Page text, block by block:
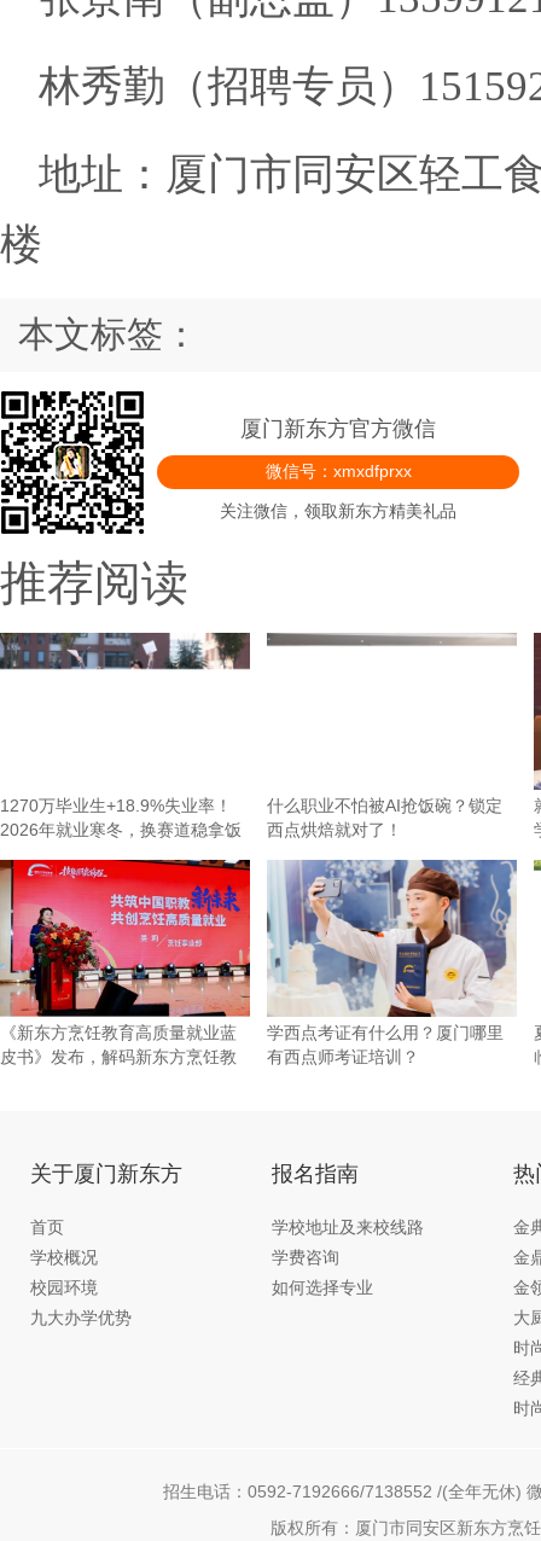
林秀勤 （招聘专员 ）
地址： 厦门市同安区轻工
楼
本文标签：
厦门新东方官方微信
微信号：xmxdfprxx
关注微信，领取新东方精美礼品
推荐阅读
1270万毕业生+18.9%失业率！
2026年就业寒冬，换赛道稳拿饭
什么职业不怕被AI抢饭碗？锁定
西点烘焙就对了！
《新东方烹饪教育高质量就业蓝
皮书》发布，解码新东方烹饪教
学西点考证有什么用？厦门哪里
有西点师考证培训？
关于厦门新东方
首页
学校概况
校园环境
九大办学优势
报名指南
学校地址及来校线路
学费咨询
如何选择专业
热
金
金
金
大
时
经
时
招生电话：0592-7192666/7138552 /(全年无休)
版权所有：厦门市同安区新东方烹